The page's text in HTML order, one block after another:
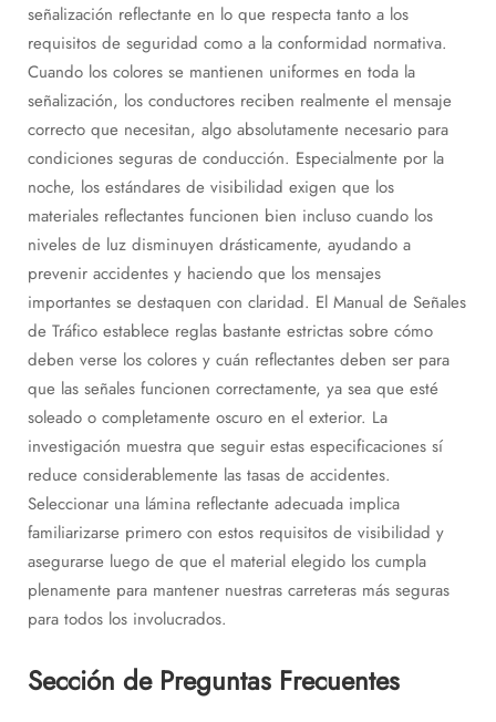
señalización reflectante en lo que respecta tanto a los
requisitos de seguridad como a la conformidad normativa.
Cuando los colores se mantienen uniformes en toda la
señalización, los conductores reciben realmente el mensaje
correcto que necesitan, algo absolutamente necesario para
condiciones seguras de conducción. Especialmente por la
noche, los estándares de visibilidad exigen que los
materiales reflectantes funcionen bien incluso cuando los
niveles de luz disminuyen drásticamente, ayudando a
prevenir accidentes y haciendo que los mensajes
importantes se destaquen con claridad. El Manual de Señales
de Tráfico establece reglas bastante estrictas sobre cómo
deben verse los colores y cuán reflectantes deben ser para
que las señales funcionen correctamente, ya sea que esté
soleado o completamente oscuro en el exterior. La
investigación muestra que seguir estas especificaciones sí
reduce considerablemente las tasas de accidentes.
Seleccionar una lámina reflectante adecuada implica
familiarizarse primero con estos requisitos de visibilidad y
asegurarse luego de que el material elegido los cumpla
plenamente para mantener nuestras carreteras más seguras
para todos los involucrados.
Sección de Preguntas Frecuentes